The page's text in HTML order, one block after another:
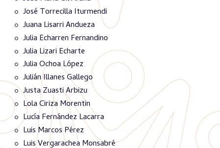
José Torrecilla Iturmendi
Juana Lisarri Andueza
Julia Echarren Fernandino
Julia Lizari Echarte
Julia Ochoa López
Julián Illanes Gallego
Justa Zuasti Arbizu
Lola Ciriza Morentin
Lucía Fernández Lacarra
Luis Marcos Pérez
Luis Vergarachea Monsabré